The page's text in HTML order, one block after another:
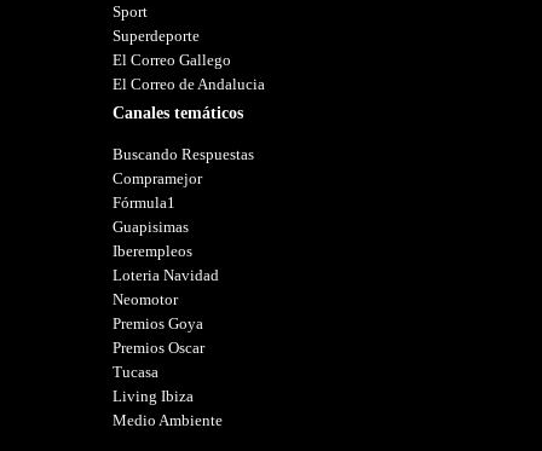
Sport
Superdeporte
El Correo Gallego
El Correo de Andalucia
Canales temáticos
Buscando Respuestas
Compramejor
Fórmula1
Guapisimas
Iberempleos
Loteria Navidad
Neomotor
Premios Goya
Premios Oscar
Tucasa
Living Ibiza
Medio Ambiente